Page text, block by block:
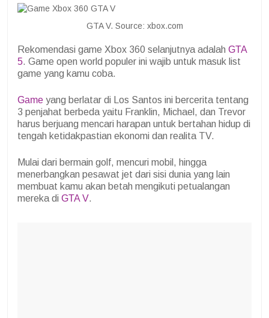
GTA V. Source: xbox.com
Rekomendasi game Xbox 360 selanjutnya adalah GTA
5. Game open world populer ini wajib untuk masuk list
game yang kamu coba.
Game yang berlatar di Los Santos ini bercerita tentang
3 penjahat berbeda yaitu Franklin, Michael, dan Trevor
harus berjuang mencari harapan untuk bertahan hidup di
tengah ketidakpastian ekonomi dan realita TV.
Mulai dari bermain golf, mencuri mobil, hingga
menerbangkan pesawat jet dari sisi dunia yang lain
membuat kamu akan betah mengikuti petualangan
mereka di GTA V.